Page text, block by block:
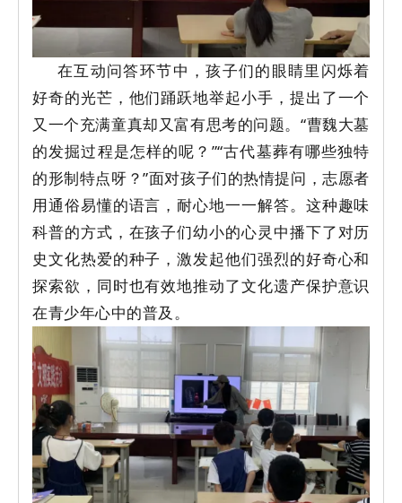
在互动问答环节中，孩子们的眼睛里闪烁着
好奇的光芒，他们踊跃地举起小手，提出了一个
又一个充满童真却又富有思考的问题。“曹魏大墓
的发掘过程是怎样的呢？”“古代墓葬有哪些独特
的形制特点呀？”面对孩子们的热情提问，志愿者
用通俗易懂的语言，耐心地一一解答。这种趣味
科普的方式，在孩子们幼小的心灵中播下了对历
史文化热爱的种子，激发起他们强烈的好奇心和
探索欲，同时也有效地推动了文化遗产保护意识
在青少年心中的普及。